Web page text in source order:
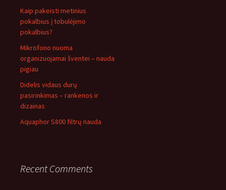
Kaip pakeisti metinius
pokalbius į tobulėjimo
pokalbius?
Mikrofono nuoma
organizuojamai šventei – nauda
pigiau
Didelis vidaus durų
pasirinkimas – rankenos ir
dizainas
Aquaphor S800 filtrų nauda
Recent Comments